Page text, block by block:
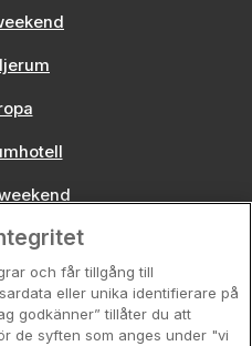
995 kr
och får tillgång till
eller unika identifierare på
godkänner” tillåter du att
de syften som anges under "vi